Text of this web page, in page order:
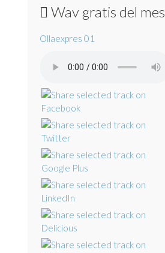
Wav gratis del mes
Ollaexpres 01